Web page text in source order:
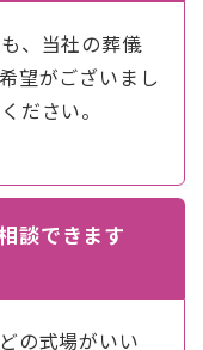
、当社の葬儀
望がございまし
ださい。
談できます
の式場がいい